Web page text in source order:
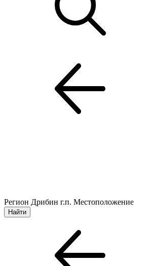
Регион Дрибин г.п. Местоположение